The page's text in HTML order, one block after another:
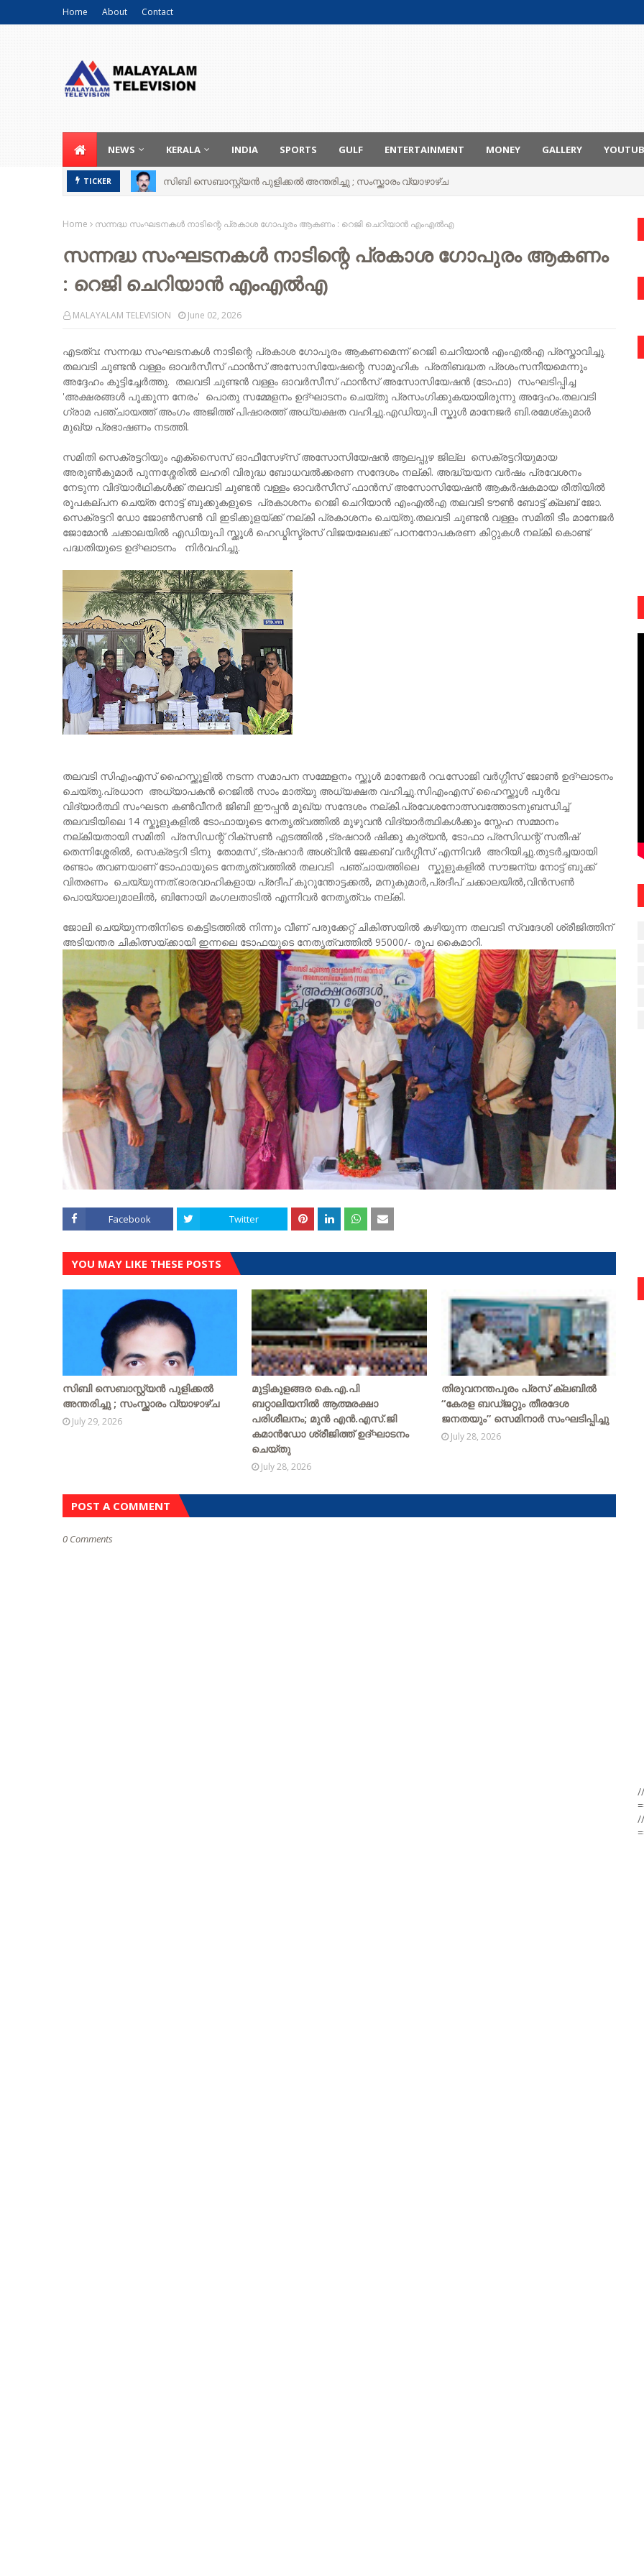
Home About Contact
NEWS KERALA INDIA SPORTS GULF ENTERTAINMENT MONEY GALLERY
TICKER സിബി സെബാസ്റ്റ്യന്‍ പുളിക്കല്‍ അന്തരിച്ചു ; സംസ്ക്കാരം വ്യാഴാഴ്ച
Home സന്നദ്ധ സംഘടനകള്‍ നാടിന്റെ പ്രകാശ ഗോപുരം ആകണം : റെജി ചെറിയാൻ എംഎൽഎ
സന്നദ്ധ സംഘടനകള്‍ നാടിന്റെ പ്രകാശ ഗോപുരം ആകണം
: റെജി ചെറിയാൻ എംഎൽഎ
MALAYALAM TELEVISION June 02, 2026
എടത്വ: സന്നദ്ധ സംഘടനകള്‍ നാടിന്റെ പ്രകാശ ഗോപുരം ആകണമെന്ന് റെജി ചെറിയാൻ എംഎൽഎ പ്രസ്താവിച്ചു.
തലവടി ചുണ്ടൻ വള്ളം ഓവർസീസ് ഫാൻസ് അസോസിയേഷന്റെ സാമൂഹിക പ്രതിബദ്ധത പ്രശംസനീയമെന്നും
അദ്ദേഹം കൂട്ടിച്ചേര്‍ത്തു. തലവടി ചുണ്ടൻ വള്ളം ഓവർസീസ് ഫാൻസ് അസോസിയേഷന്‍ (ടോഫാ) സംഘടിപ്പിച്ച
'അക്ഷരങ്ങൾ പൂക്കുന്ന നേരം' പൊതു സമ്മേളനം ഉദ്ഘാടനം ചെയ്തു പ്രസംഗിക്കുകയായിരുന്നു അദ്ദേഹം.തലവടി
ഗ്രാമ പഞ്ചായത്ത് അംഗം അജിത്ത് പിഷാരത്ത് അധ്യക്ഷത വഹിച്ചു.എഡിയുപി സ്കൂൾ മാനേജർ ബി.രമേശ്കുമാർ
മുഖ്യ പ്രഭാഷണം നടത്തി.
സമിതി സെക്രട്ടറിയും എക്സൈസ് ഓഫീസേഴ്‌സ് അസോസിയേഷന്‍ ആലപ്പുഴ ജില്ല സെക്രട്ടറിയുമായ
അരുൺകുമാർ പുന്നശ്ശേരിൽ ലഹരി വിരുദ്ധ ബോധവല്‍ക്കരണ സന്ദേശം നല്കി. അദ്ധ്യയന വർഷം പ്രവേശനം
നേടുന്ന വിദ്യാര്‍ഥികൾക്ക് തലവടി ചുണ്ടൻ വള്ളം ഓവർസീസ് ഫാൻസ് അസോസിയേഷന്‍ ആകർഷകമായ രീതിയിൽ
രൂപകല്പന ചെയ്ത നോട്ട് ബുക്കുകളുടെ പ്രകാശനം റെജി ചെറിയാൻ എംഎൽഎ തലവടി ടൗൺ ബോട്ട് ക്ലബ് ജോ.
സെക്രട്ടറി ഡോ ജോൺസൺ വി ഇടിക്കുളയ്ക്ക് നല്കി പ്രകാശനം ചെയ്തു.തലവടി ചുണ്ടൻ വള്ളം സമിതി ടീം മാനേജർ
ജോമോൻ ചക്കാലയിൽ എഡിയുപി സ്ക്കൂൾ ഹെഡ്മിസ്ട്രസ് വിജയലേഖക്ക് പഠനനോപകരണ കിറ്റുകൾ നല്കി കൊണ്ട്
പദ്ധതിയുടെ ഉദ്ഘാടനം നിർവഹിച്ചു.
തലവടി സിഎംഎസ് ഹൈസ്ക്കൂളിൽ നടന്ന സമാപന സമ്മേളനം സ്ക്കൂൾ മാനേജർ റവ.സോജി വർഗ്ഗീസ് ജോൺ ഉദ്ഘാടനം
ചെയ്തു.പ്രധാന അധ്യാപകൻ റെജിൽ സാം മാത്യു അധ്യക്ഷത വഹിച്ചു.സിഎംഎസ് ഹൈസ്ക്കൂൾ പൂർവ
വിദ്യാർത്ഥി സംഘടന കൺവീനർ ജിബി ഈപ്പൻ മുഖ്യ സന്ദേശം നല്കി.പ്രവേശനോത്സവത്തോടനുബന്ധിച്ച്
തലവടിയിലെ 14 സ്കൂളുകളിൽ ടോഫായുടെ നേതൃത്വത്തില്‍ മുഴുവൻ വിദ്യാർത്ഥികൾക്കും സ്നേഹ സമ്മാനം
നല്കിയതായി സമിതി പ്രസിഡന്റ് റിക്സൺ എടത്തിൽ ,ട്രഷറാർ ഷിക്കു കുര്യൻ, ടോഫാ പ്രസിഡന്റ് സതീഷ്
തെന്നിശ്ശേരിൽ, സെക്രട്ടറി ടിനു തോമസ് ,ട്രഷറാർ അശ്വിൻ ജേക്കബ് വർഗ്ഗീസ് എന്നിവർ അറിയിച്ചു.തുടർച്ചയായി
രണ്ടാം തവണയാണ് ടോഫായുടെ നേതൃത്വത്തിൽ തലവടി പഞ്ചായത്തിലെ സ്കൂളുകളിൽ സൗജന്യ നോട്ട് ബുക്ക്
വിതരണം ചെയ്യുന്നത്.ഭാരവാഹികളായ പ്രദീപ് കുറുന്തോട്ടക്കൽ, മനുകുമാർ,പ്രദീപ് ചക്കാലയിൽ,വിൻസൺ
പൊയ്യാലുമാലിൽ, ബിനോയി മംഗലതാടിൽ എന്നിവർ നേതൃത്വം നല്കി.
ജോലി ചെയ്യുന്നതിനിടെ കെട്ടിടത്തിൽ നിന്നും വീണ് പരുക്കേറ്റ് ചികിത്സയിൽ കഴിയുന്ന തലവടി സ്വദേശി ശ്രീജിത്തിന്
അടിയന്തര ചികിത്സയ്ക്കായി ഇന്നലെ ടോഫയുടെ നേതൃത്വത്തിൽ 95000/- രൂപ കൈമാറി.
Facebook Twitter
YOU MAY LIKE THESE POSTS
സിബി സെബാസ്റ്റ്യന്‍ പുളിക്കല്‍
അന്തരിച്ചു ; സംസ്ക്കാരം വ്യാഴാഴ്ച
July 29, 2026
മുട്ടികുളങ്ങര കെ.എ.പി
ബറ്റാലിയനിൽ ആത്മരക്ഷാ
പരിശീലനം; മുൻ എൻ.എസ്.ജി
കമാൻഡോ ശ്രീജിത്ത് ഉദ്ഘാടനം
ചെയ്തു
July 28, 2026
തിരുവനന്തപുരം പ്രസ് ക്ലബിൽ
“കേരള ബഡ്ജറ്റും തീരദേശ
ജനതയും” സെമിനാർ സംഘടിപ്പിച്ചു
July 28, 2026
POST A COMMENT
0 Comments